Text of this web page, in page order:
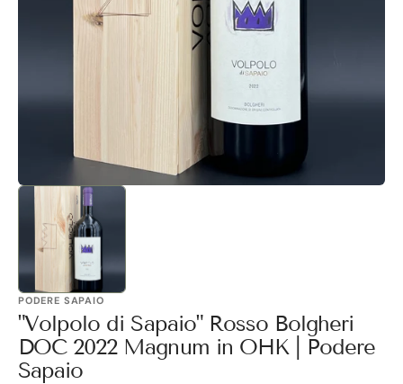
PODERE SAPAIO
"Volpolo di Sapaio" Rosso Bolgheri
DOC 2022 Magnum in OHK | Podere
Sapaio
Galerieansicht
öffnen